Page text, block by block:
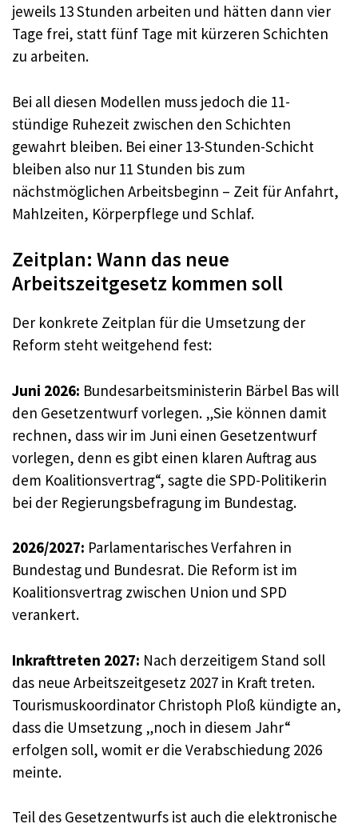
jeweils 13 Stunden arbeiten und hätten dann vier
Tage frei, statt fünf Tage mit kürzeren Schichten
zu arbeiten.
Bei all diesen Modellen muss jedoch die 11-
stündige Ruhezeit zwischen den Schichten
gewahrt bleiben. Bei einer 13-Stunden-Schicht
bleiben also nur 11 Stunden bis zum
nächstmöglichen Arbeitsbeginn – Zeit für Anfahrt,
Mahlzeiten, Körperpflege und Schlaf.
Zeitplan: Wann das neue
Arbeitszeitgesetz kommen soll
Der konkrete Zeitplan für die Umsetzung der
Reform steht weitgehend fest:
Juni 2026: Bundesarbeitsministerin Bärbel Bas will
den Gesetzentwurf vorlegen. „Sie können damit
rechnen, dass wir im Juni einen Gesetzentwurf
vorlegen, denn es gibt einen klaren Auftrag aus
dem Koalitionsvertrag“, sagte die SPD-Politikerin
bei der Regierungsbefragung im Bundestag.
2026/2027: Parlamentarisches Verfahren in
Bundestag und Bundesrat. Die Reform ist im
Koalitionsvertrag zwischen Union und SPD
verankert.
Inkrafttreten 2027: Nach derzeitigem Stand soll
das neue Arbeitszeitgesetz 2027 in Kraft treten.
Tourismuskoordinator Christoph Ploß kündigte an,
dass die Umsetzung „noch in diesem Jahr“
erfolgen soll, womit er die Verabschiedung 2026
meinte.
Teil des Gesetzentwurfs ist auch die elektronische